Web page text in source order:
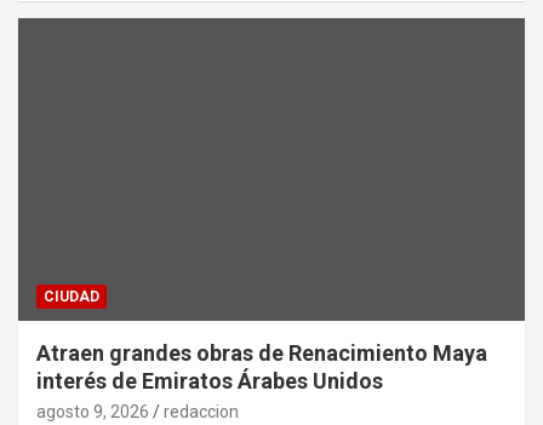
CIUDAD
Atraen grandes obras de Renacimiento Maya
interés de Emiratos Árabes Unidos
agosto 9, 2026 redaccion